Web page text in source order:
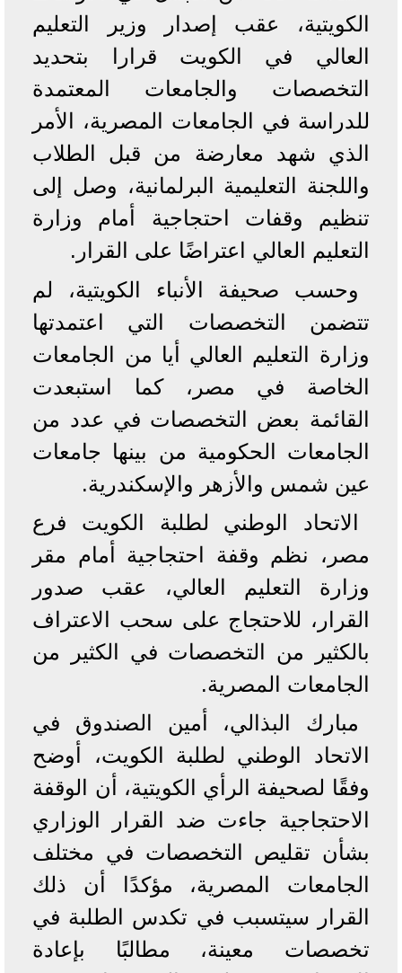
الكويتية، عقب إصدار وزير التعليم
العالي في الكويت قرارا بتحديد
التخصصات والجامعات المعتمدة
للدراسة في الجامعات المصرية، الأمر
الذي شهد معارضة من قبل الطلاب
واللجنة التعليمية البرلمانية، وصل إلى
تنظيم وقفات احتجاجية أمام وزارة
التعليم العالي اعتراضًا على القرار.
وحسب صحيفة الأنباء الكويتية، لم
تتضمن التخصصات التي اعتمدتها
وزارة التعليم العالي أيا من الجامعات
الخاصة في مصر، كما استبعدت
القائمة بعض التخصصات في عدد من
الجامعات الحكومية من بينها جامعات
عين شمس والأزهر والإسكندرية.
الاتحاد الوطني لطلبة الكويت فرع
مصر، نظم وقفة احتجاجية أمام مقر
وزارة التعليم العالي، عقب صدور
القرار، للاحتجاج على سحب الاعتراف
بالكثير من التخصصات في الكثير من
الجامعات المصرية.
مبارك البذالي، أمين الصندوق في
الاتحاد الوطني لطلبة الكويت، أوضح
وفقًا لصحيفة الرأي الكويتية، أن الوقفة
الاحتجاجية جاءت ضد القرار الوزاري
بشأن تقليص التخصصات في مختلف
الجامعات المصرية، مؤكدًا أن ذلك
القرار سيتسبب في تكدس الطلبة في
تخصصات معينة، مطالبًا بإعادة